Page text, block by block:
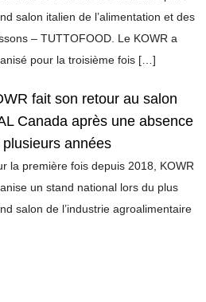
salon italien de l’alimentation et des
– TUTTOFOOD. Le KOWR a
pour la troisième fois […]
fait son retour au salon
Canada après une absence
plusieurs années
la première fois depuis 2018, KOWR
un stand national lors du plus
salon de l’industrie agroalimentaire